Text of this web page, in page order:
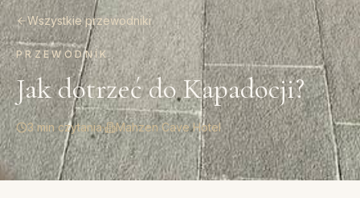
Wszystkie przewodniki
PRZEWODNIK
Jak dotrzeć do Kapadocji?
3 min czytania· Mahzen Cave Hotel